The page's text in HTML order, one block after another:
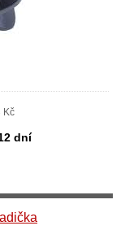
Kč
dní